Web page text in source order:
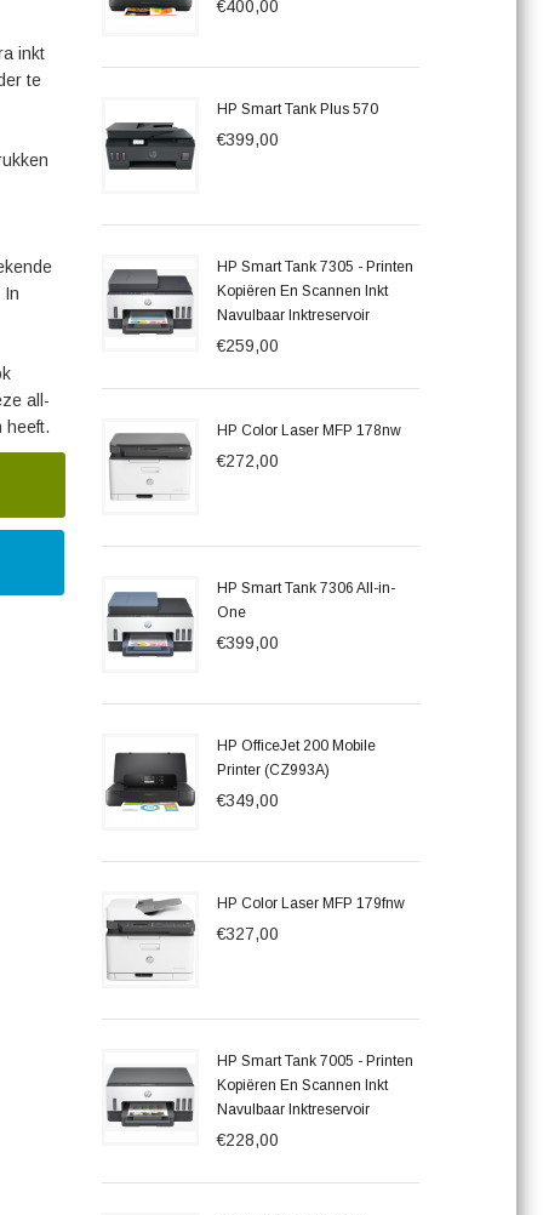
inkt
te
In
all-
heeft.
€400,00
HP Smart Tank Plus 570
€399,00
HP Smart Tank 7305 - Printen
Kopiëren En Scannen Inkt
Navulbaar Inktreservoir
€259,00
HP Color Laser MFP 178nw
€272,00
HP Smart Tank 7306 All-in-
One
€399,00
HP OfficeJet 200 Mobile
Printer (CZ993A)
€349,00
HP Color Laser MFP 179fnw
€327,00
HP Smart Tank 7005 - Printen
Kopiëren En Scannen Inkt
Navulbaar Inktreservoir
€228,00